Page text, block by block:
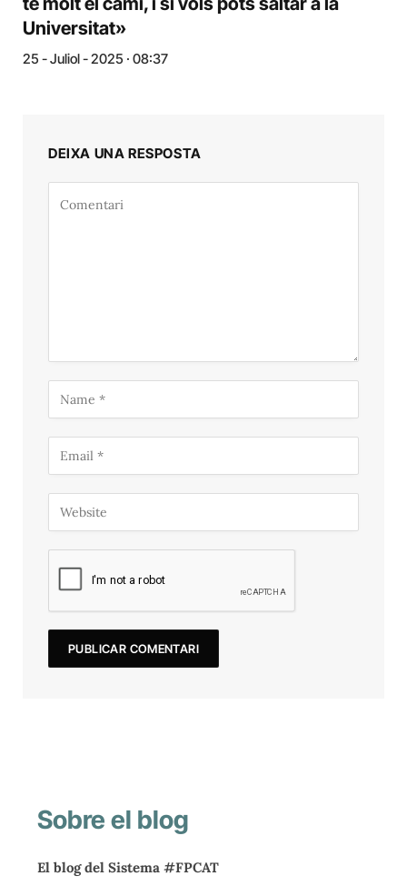
Universitat»
25 - Juliol - 2025 · 08:37
DEIXA UNA RESPOSTA
Sobre el blog
El blog del Sistema #FPCAT